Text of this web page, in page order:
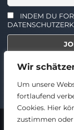
Wir
Um unsere
fortlaufend
Cookies. Hier
zustimmen
INDEM DU
Select the